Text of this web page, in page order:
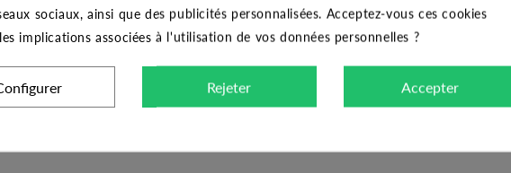
pour le relevage d’eaux en usages domestiques, dans les sous-sols et garages. Elle peut
dans des réservoirs, cours d’eau, la vidange de piscine, de fontaines, etc. Calpeda
sociaux, ainsi que des publicités personnalisées. Acceptez-vous ces cookies
implications associées à l'utilisation de vos données personnelles ?
Rejeter Accepter